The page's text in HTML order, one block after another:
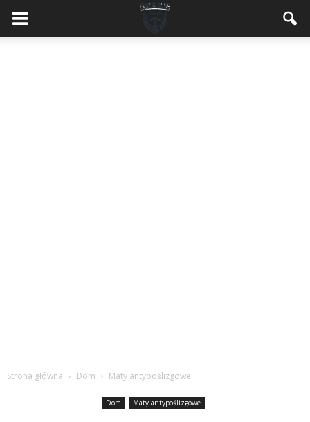
MaleMEN.pl
Strona główna Dom Maty antypoślizgowe
Dom Maty antypoślizgowe